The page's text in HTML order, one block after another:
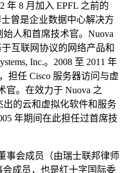
年 8 月加入 EPFL 之前的
士曾是企业数据中心解决方
始人和首席技术官。Nuova
互联网协议的网络产品和
Inc.。2008 至 2011 年
担任 Cisco 服务器访问与虚
官。在效力于 Nuova 之
出的云和虚拟化软件和服务
年期间在此担任过首席技
事会成员（由瑞士联邦律师
会成员，也是红十字国际委